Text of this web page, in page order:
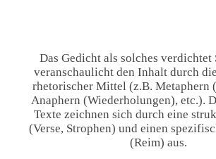
Das Gedicht als solches verdichtet
veranschaulicht den Inhalt durch
rhetorischer Mittel (z.B. Metaphern
Anaphern (Wiederholungen), etc.).
Texte zeichnen sich durch eine
(Verse, Strophen) und einen
(Reim) aus.